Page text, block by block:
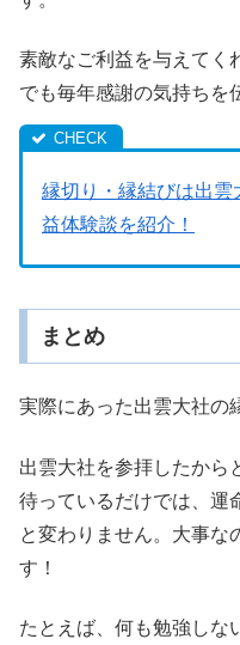
素敵なご利益を与えてく
でも毎年感謝の気持ちを
縁切り・縁結びは出雲
益体験談を紹介！
まとめ
実際にあった出雲大社の
出雲大社を参拝したから
待っているだけでは、運
と変わりません。大事な
す！
たとえば、何も勉強しな